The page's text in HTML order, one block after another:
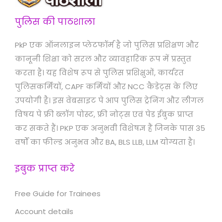
पुलिस की पाठशाला
PkP एक ऑनलाइन प्लेटफॉर्म है जो पुलिस प्रशिक्षण और
कानूनी शिक्षा को सरल और व्यावहारिक रूप में प्रस्तुत
करता है। यह विशेष रूप से पुलिस प्रशिक्षुओं, कार्यरत
पुलिसकर्मियों, CAPF कर्मियों और NCC कैडेट्स के लिए
उपयोगी है। इस वेबसाइट पे आप पुलिस ट्रेनिंग और लीगल
विषय पे फ्री ब्लॉग पोस्ट, फ्री नोट्स एवं पेड ईबुक प्राप्त
कर सकते हैं। PKP एक अनुभवी विशेषज्ञ हैं जिनके पास 35
वर्षों का फील्ड अनुभव और BA, BLS LLB, LLM योग्यता है।
इबुक प्राप्त करे
Free Guide for Trainees
Account details